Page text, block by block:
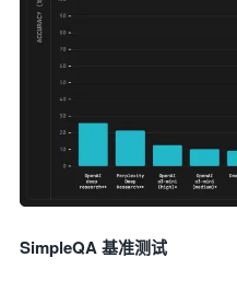
SimpleQA 基准测试